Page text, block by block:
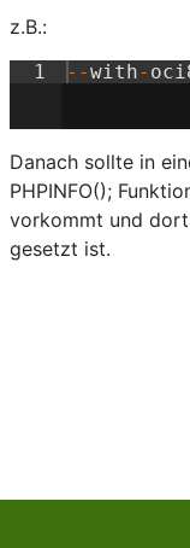
z.B.:
1 --with-
Danach sollte in
PHPINFO();
vorkommt und dort
gesetzt ist.